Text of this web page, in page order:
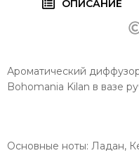
ОПИСАНИЕ
Ароматический
Bohomania Kilan в вазе
Основные ноты: Ладан,